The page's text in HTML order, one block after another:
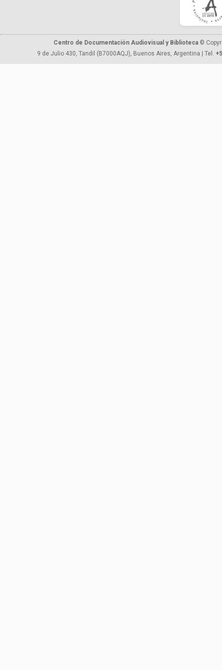
Centro de Documentación Audiovisual y Biblioteca ©
9 de Julio 430, Tandil (B7000AQJ), Buenos Aires, Argentina | Tel.